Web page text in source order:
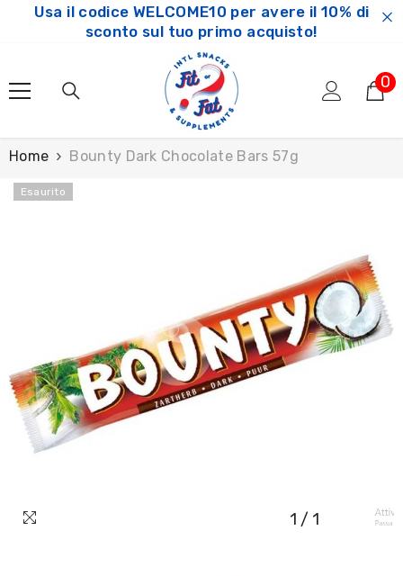
SKIP TO CONTENT
Usa il codice WELCOME10 per avere il 10% di
sconto sul tuo primo acquisto!
00
Home Bounty Dark Chocolate Bars 57g
Esaurito
1 / 1